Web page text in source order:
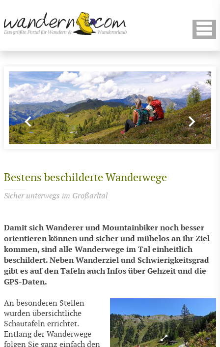
Bestens beschilderte Wanderwege
Sicher unterwegs im Großarltal
Damit sich Wanderer und Mountainbiker noch besser
orientieren können und sicher und mühelos an ihr Ziel
kommen, sind alle Wanderwege im Tal einheitlich
beschildert. Neben Wanderziel und Schwierigkeitsgrad
gibt es auf den Tafeln auch Infos über Gehzeit und die
GPS-Daten.
An besonderen Stellen
wurden übersichtliche
Schautafeln errichtet.
Entlang der Wanderwege
folgen Sie ganz einfach den